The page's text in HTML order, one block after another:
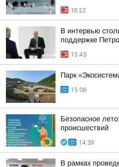
18:22
В интервью
поддержке
15:43
Парк
15:06
Безопасное
происшествий
14:39
В рамках